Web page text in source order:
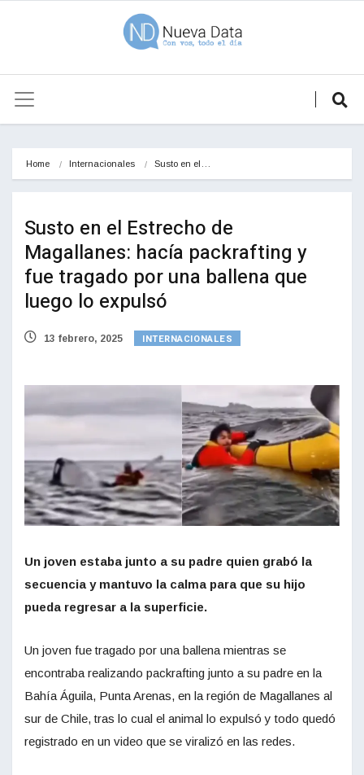
Home Internacionales Susto en el…
Susto en el Estrecho de
Magallanes: hacía packrafting y
fue tragado por una ballena que
luego lo expulsó
13 febrero, 2025 INTERNACIONALES
Un joven estaba junto a su padre quien grabó la
secuencia y mantuvo la calma para que su hijo
pueda regresar a la superficie.
Un joven fue tragado por una ballena mientras se
encontraba realizando packrafting junto a su padre en la
Bahía Águila, Punta Arenas, en la región de Magallanes al
sur de Chile, tras lo cual el animal lo expulsó y todo quedó
registrado en un video que se viralizó en las redes.